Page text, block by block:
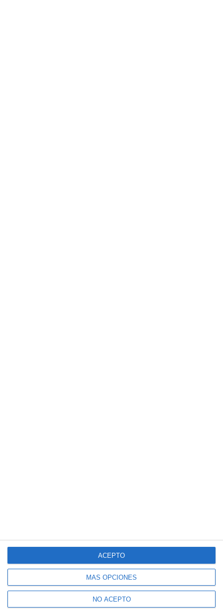
MÁS OPCIONES
NO ACEPTO
ACEPTO